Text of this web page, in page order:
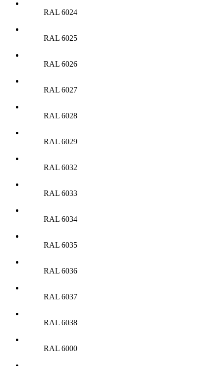
RAL 6024
RAL 6025
RAL 6026
RAL 6027
RAL 6028
RAL 6029
RAL 6032
RAL 6033
RAL 6034
RAL 6035
RAL 6036
RAL 6037
RAL 6038
RAL 6000